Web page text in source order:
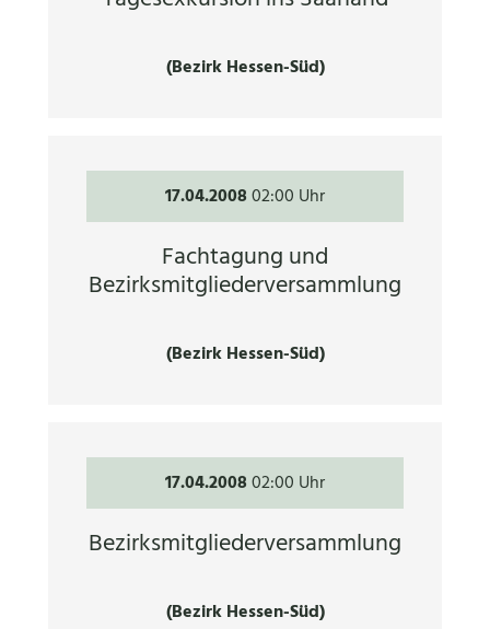
(Bezirk Hessen-Süd)
17.04.200802:00 Uhr
Fachtagung und
Bezirksmitgliederversammlung
(Bezirk Hessen-Süd)
17.04.200802:00 Uhr
Bezirksmitgliederversammlung
(Bezirk Hessen-Süd)